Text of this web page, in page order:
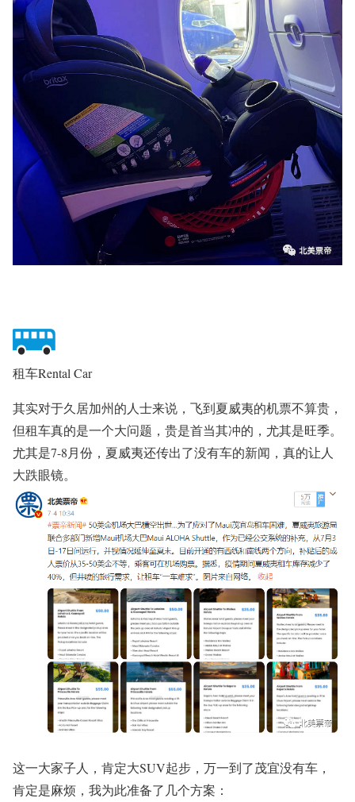
租车Rental Car
其实对于久居加州的人士来说，飞到夏威夷的机票不算贵，
但租车真的是一个大问题，贵是首当其冲的，尤其是旺季。
尤其是7-8月份，夏威夷还传出了没有车的新闻，真的让人
大跌眼镜。
这一大家子人，肯定大SUV起步，万一到了茂宜没有车，
肯定是麻烦，我为此准备了几个方案：